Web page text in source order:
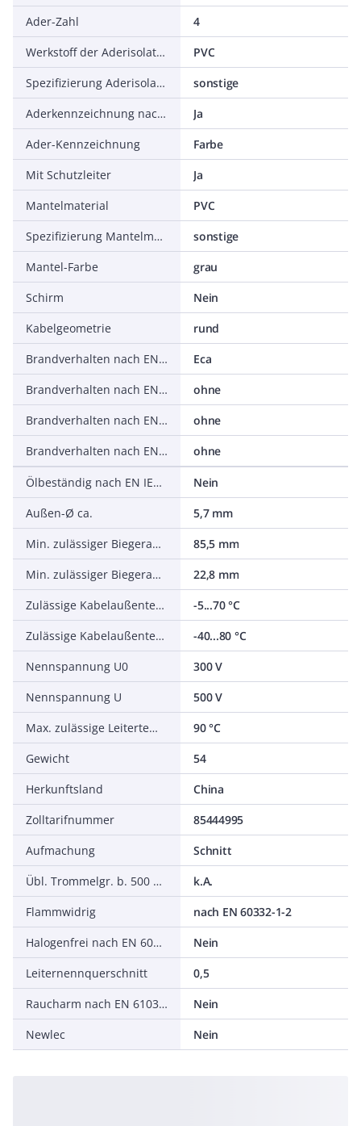
Ader-Zahl
4
Werkstoff der Aderisolation
PVC
Spezifizierung Aderisolation
sonstige
Aderkennzeichnung nach HD 308 S2
Ja
Ader-Kennzeichnung
Farbe
Mit Schutzleiter
Ja
Mantelmaterial
PVC
Spezifizierung Mantelmaterial
sonstige
Mantel-Farbe
grau
Schirm
Nein
Kabelgeometrie
rund
Brandverhalten nach EN 13501-6: Klasse
Eca
Brandverhalten nach EN 13501-6: Rauchentwicklung
ohne
Brandverhalten nach EN 13501-6: Abtropfverhalten
ohne
Brandverhalten nach EN 13501-6: Säureentwicklung
ohne
Ölbeständig nach EN IEC 60811-404
Nein
Außen-Ø ca.
5,7 mm
Min. zulässiger Biegeradius, flexibler Einsatz/freie Bewegung
85,5 mm
Min. zulässiger Biegeradius, stationärer Einsatz/fest verlegt
22,8 mm
Zulässige Kabelaußentemperatur bei Montage/Handling
-5...70 °C
Zulässige Kabelaußentemperatur nach Montage ohne Erschütterung
-40...80 °C
Nennspannung U0
300 V
Nennspannung U
500 V
Max. zulässige Leitertemperatur
90 °C
Gewicht
54
Herkunftsland
China
Zolltarifnummer
85444995
Aufmachung
Schnitt
Übl. Trommelgr. b. 500 m Ø m
k.A.
Flammwidrig
nach EN 60332-1-2
Halogenfrei nach EN 60754-1/2
Nein
Leiternennquerschnitt
0,5
Raucharm nach EN 61034-2
Nein
Newlec
Nein